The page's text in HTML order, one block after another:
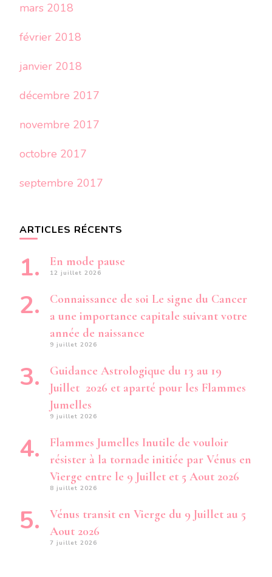
mars 2018
février 2018
janvier 2018
décembre 2017
novembre 2017
octobre 2017
septembre 2017
ARTICLES RÉCENTS
En mode pause
12 juillet 2026
Connaissance de soi Le signe du Cancer
a une importance capitale suivant votre
année de naissance
9 juillet 2026
Guidance Astrologique du 13 au 19
Juillet 2026 et aparté pour les Flammes
Jumelles
9 juillet 2026
Flammes Jumelles Inutile de vouloir
résister à la tornade initiée par Vénus en
Vierge entre le 9 Juillet et 5 Aout 2026
8 juillet 2026
Vénus transit en Vierge du 9 Juillet au 5
Aout 2026
7 juillet 2026